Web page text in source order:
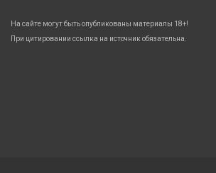
На сайте могут быть опубликованы материалы 18+!
При цитировании ссылка на источник обязательна.